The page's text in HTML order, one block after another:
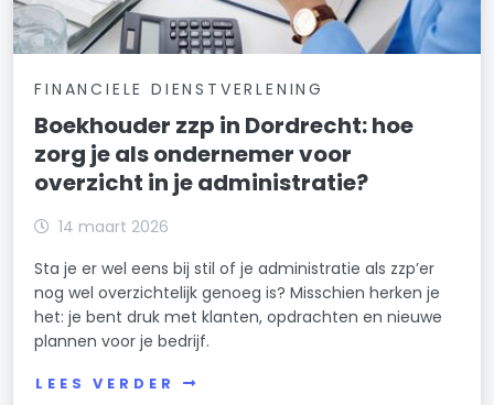
FINANCIELE DIENSTVERLENING
Boekhouder zzp in Dordrecht: hoe
zorg je als ondernemer voor
overzicht in je administratie?
14 maart 2026
Sta je er wel eens bij stil of je administratie als zzp’er
nog wel overzichtelijk genoeg is? Misschien herken je
het: je bent druk met klanten, opdrachten en nieuwe
plannen voor je bedrijf.
LEES VERDER